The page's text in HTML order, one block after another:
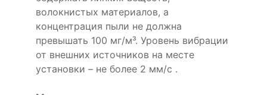
волокнистых материалов, а
концентрация пыли не должна
превышать 100 мг/м³. Уровень вибрации
от внешних источников на месте
установки – не более 2 мм/с .